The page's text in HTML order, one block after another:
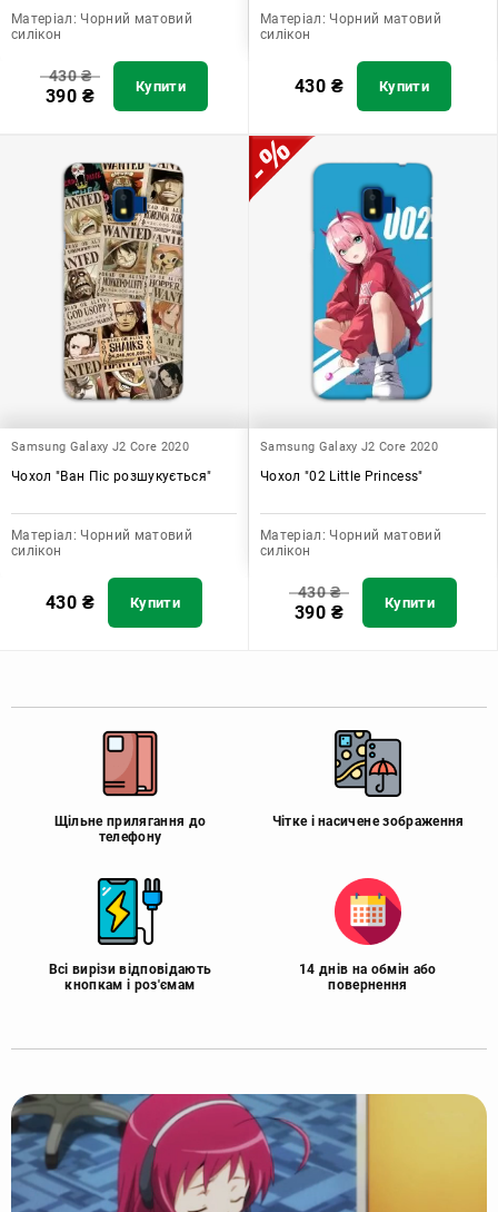
Матеріал: Чорний матовий
силікон
430₴
390 ₴ Купити
Матеріал: Чорний матовий
силікон
430 ₴ Купити
Samsung Galaxy J2 Core 2020
Чохол "Ван Піс розшукується"
Матеріал: Чорний матовий
силікон
430 ₴ Купити
Samsung Galaxy J2 Core 2020
Чохол "02 Little Princess"
Матеріал: Чорний матовий
силікон
430₴
390 ₴ Купити
Щільне прилягання до
телефону
Чітке і насичене зображення
Всі вирізи відповідають
кнопкам і роз'ємам
14 днів на обмін або
повернення